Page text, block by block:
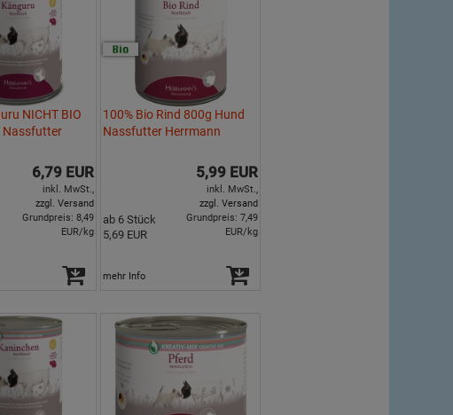
NICHT BIO
Nassfutter
6,79 EUR
inkl. MwSt.,
zzgl. Versand
Grundpreis: 8,49
EUR/kg
100% Bio Rind 800g Hund
Nassfutter Herrmann
5,99 EUR
inkl. MwSt.,
zzgl. Versand
ab 6 Stück
5,69 EUR
Grundpreis: 7,49
EUR/kg
mehr Info